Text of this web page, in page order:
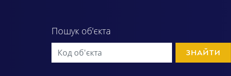
Пошук об'єкта
ЗНАЙТИ